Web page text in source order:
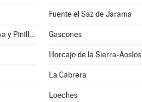
Fuente el Saz de Jarama
Gargantilla del Lozoya y Pinilla de Buitrago Gascones
Horcajo de la Sierra-Aoslos
La Cabrera
Loeches